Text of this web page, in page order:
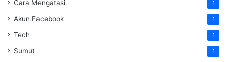
Cara Mengatasi 1
Akun Facebook 1
Tech 1
Sumut 1